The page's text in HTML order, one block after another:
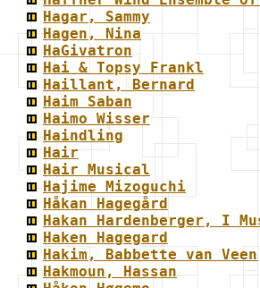
Hagar, Sammy
Hagen, Nina
HaGivatron
Hai & Topsy Frankl
Haillant, Bernard
Haim Saban
Haimo Wisser
Haindling
Hair
Hair Musical
Hajime Mizoguchi
Håkan Hagegård
Hakan Hardenberger, I
Haken Hagegard
Hakim, Babbette van
Hakmoun, Hassan